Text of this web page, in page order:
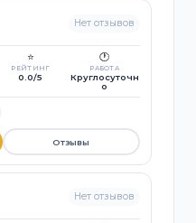
Нет отзывов
⭐
РЕЙТИНГ
0.0/5
🕐
РАБОТА
Круглосуточн
о
Отзывы
Нет отзывов